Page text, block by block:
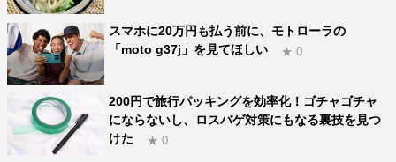
スマホに20万円も払う前に、モトローラの
「moto g37j」を見てほしい
★ 0
200円で旅行パッキングを効率化！ゴチャゴチャ
にならないし、ロスバゲ対策にもなる裏技を見つ
けた
★ 0